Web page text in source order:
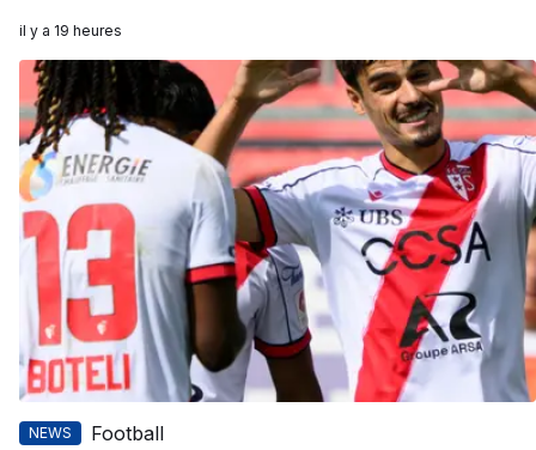
il y a 19 heures
NEWS Football